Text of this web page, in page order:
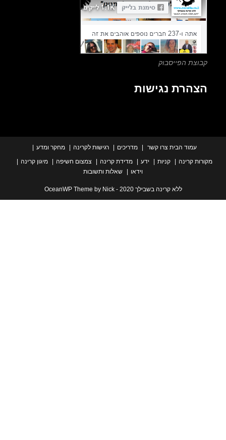
הפייסבוק
נגישות
עמוד הבית צרו קשר מדריכים רגישות לקרינה
מחקר ומדע
קרינה
קניות ידע מדידת קרינה צמצום חשיפה
מיגון קרינה
שאלות ותשובות
ללא קרינה בשבילך 2020 - OceanWP Theme by Nick